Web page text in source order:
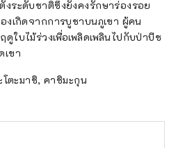
ระดับชาติซึ่งยังคงรักษาร่องรอย
งเกิดจากการบูชาบนภูเขา ผู้คน
ใบไม้ร่วงเพื่อเพลิดเพลินไปกับป่าบีช
ขา
ตะมาชิ, คาชิมะกุน